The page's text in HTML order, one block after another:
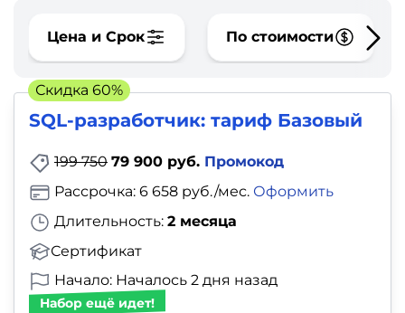
Цена и Срок По стоимости
SQL-разработчик: тариф Базовый
199 750 79 900 руб. Промокод
Длительность: 2 месяца
Сертификат
Рассрочка: 6 658 руб./мес. Оформить
Начало: Началось 2 дня назад
Набор ещё идет!
Скидка 60%
Маркетинг
Иностранный
язык
Для
детей
Красота,
здоровье,
фитнес